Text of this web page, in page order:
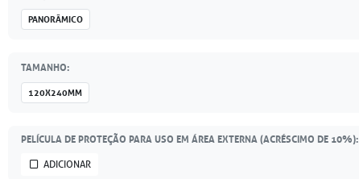
PANORÂMICO
TAMANHO:
120X240MM
PELÍCULA DE PROTEÇÃO PARA USO EM ÁREA EXTERNA (ACRÉSCIMO DE 10%):
ADICIONAR